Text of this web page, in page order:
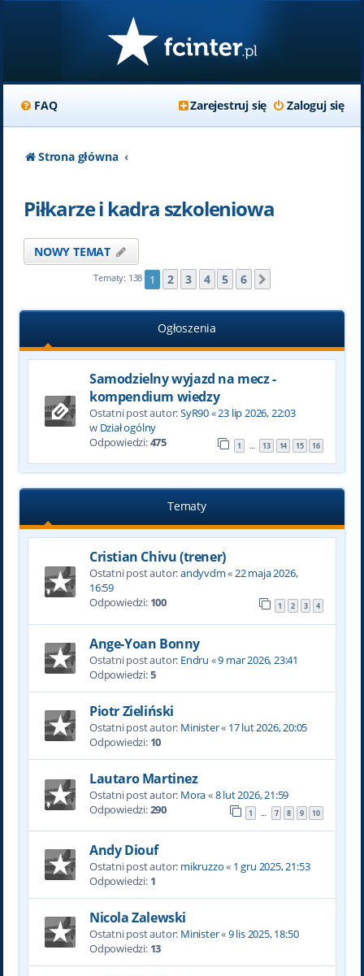
FAQ Zaloguj się
Zarejestruj się
Strona główna
Piłkarze i kadra szkoleniowa
NOWY TEMAT
Tematy: 138 1 2 3 4 5 6
Ogłoszenia
Samodzielny wyjazd na mecz -
kompendium wiedzy
Ostatni post autor:SyR90«23 lip 2026, 22:03
w Dział ogólny
Odpowiedzi:475 1 … 13 14 15 16
Tematy
Cristian Chivu (trener)
Ostatni post autor:andyvdm«22 maja 2026,
16:59
Odpowiedzi: 100 1 2 3 4
Ange-Yoan Bonny
Ostatni post autor: Endru «9 mar 2026, 23:41
Odpowiedzi:5
Piotr Zieliński
Ostatni post autor: Minister« 17 lut 2026, 20:05
Odpowiedzi: 10
Lautaro Martinez
Ostatni post autor: Mora«8 lut 2026, 21:59
Odpowiedzi:290 1 … 7 8 9 10
Andy Diouf
Ostatni post autor: mikruzzo« 1 gru 2025, 21:53
Odpowiedzi: 1
Nicola Zalewski
Ostatni post autor: Minister«9 lis 2025, 18:50
Odpowiedzi: 13